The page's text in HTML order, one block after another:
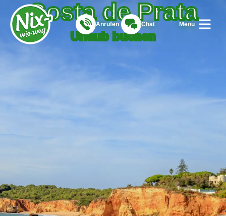
Anrufen Chat Menü
Costa de Prata
Urlaub buchen